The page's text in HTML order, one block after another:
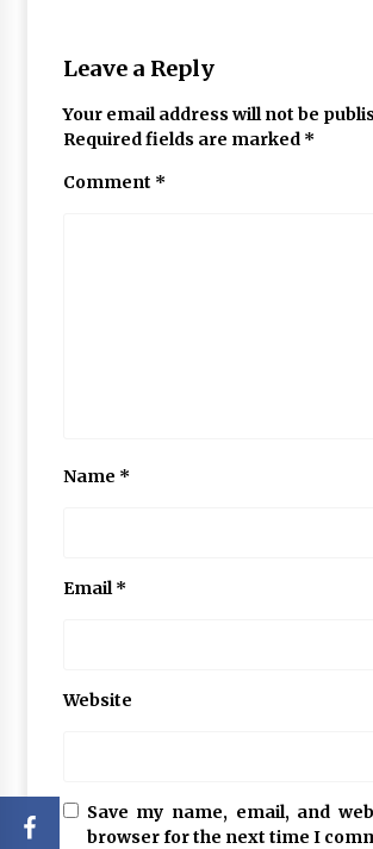
Thought Of The Day 10 May
May 10, 2022
Leave a Reply
Your email address will not be
Required fields are marked *
Comment *
Name *
Email*
Website
Save my name, email, and
browser for the next time I